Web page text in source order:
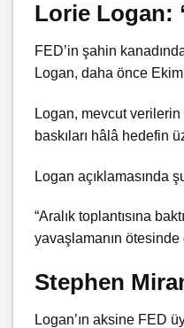
Lorie Logan:
FED’in şahin
Logan, daha önce
Logan, mevcut
baskıları hâlâ hedefin
Logan açıklamasında
“Aralık toplantısına
yavaşlamanın
Stephen
Logan’ın aksine FED